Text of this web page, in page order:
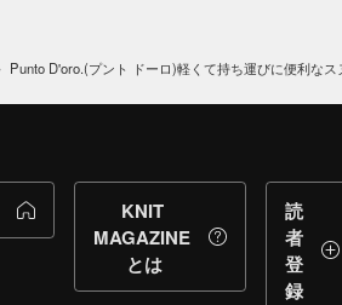
Punto D'oro.(プント ドーロ)軽くて持ち運びに便利な
KNIT
MAGAZINE
とは
読
者
登
録